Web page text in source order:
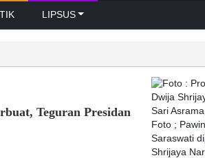
LIPSUS
Teguran Presidan
Foto ;
Saraswati
Shrijaya